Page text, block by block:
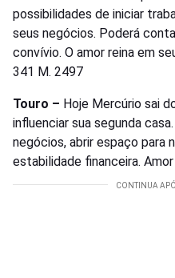
possibilidades de iniciar
seus negócios. Poderá
convívio. O amor reina em
341 M. 2497
Touro – Hoje Mercúrio sai
influenciar sua segunda
negócios, abrir espaço para
estabilidade financeira.